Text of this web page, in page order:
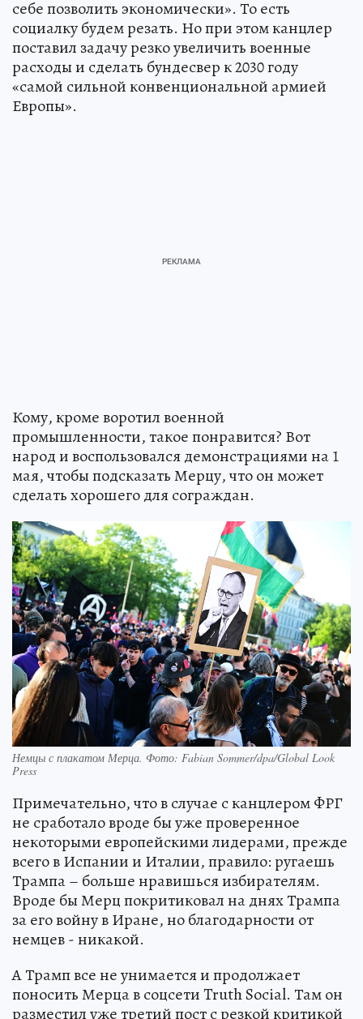
себе позволить экономически». То есть
социалку будем резать. Но при этом канцлер
поставил задачу резко увеличить военные
расходы и сделать бундесвер к 2030 году
«самой сильной конвенциональной армией
Европы».
Кому, кроме воротил военной
промышленности, такое понравится? Вот
народ и воспользовался демонстрациями на 1
мая, чтобы подсказать Мерцу, что он может
сделать хорошего для сограждан.
Немцы с плакатом Мерца. Фото: Fabian Sommer/dpa/Global Look
Press
Примечательно, что в случае с канцлером ФРГ
не сработало вроде бы уже проверенное
некоторыми европейскими лидерами, прежде
всего в Испании и Италии, правило: ругаешь
Трампа – больше нравишься избирателям.
Вроде бы Мерц покритиковал на днях Трампа
за его войну в Иране, но благодарности от
немцев - никакой.
А Трамп все не унимается и продолжает
поносить Мерца в соцсети Truth Social. Там он
разместил уже третий пост с резкой критикой